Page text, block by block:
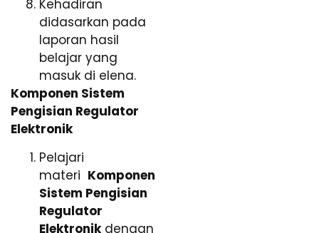
Kehadiran
didasarkan pada
laporan hasil
belajar yang
masuk di elena.
Komponen Sistem
Pengisian Regulator
Elektronik
Pelajari
materi Komponen
Sistem Pengisian
Regulator
Elektronikdengan